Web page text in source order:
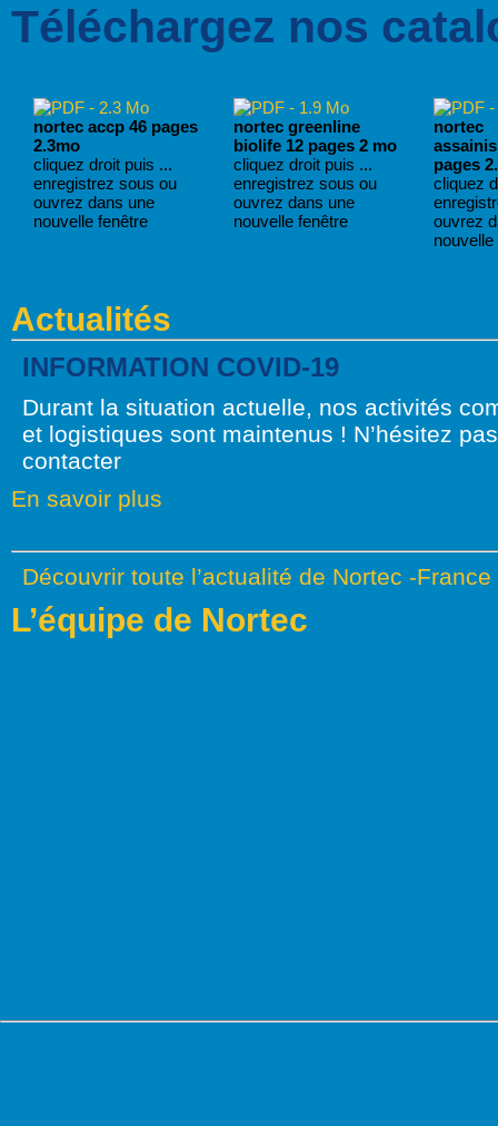
Téléchargez nos
nortec accp 46 pages
2.3mo
cliquez droit puis ...
enregistrez sous ou
ouvrez dans une
nouvelle fenêtre
nortec greenline
biolife 12 pages 2 mo
cliquez droit puis ...
enregistrez sous ou
ouvrez dans une
nouvelle fenêtre
nortec
pages
cliquez
ouvrez
Actualités
INFORMATION COVID-19
Durant la situation actuelle, nos activités
et logistiques sont maintenus ! N’hésitez
contacter
En savoir plus
Découvrir toute l’actualité de Nortec -France
L’équipe de Nortec